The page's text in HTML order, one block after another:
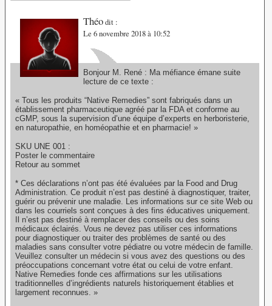
Théodit :
Le 6 novembre 2018 à 10:52
Bonjour M. René : Ma méfiance émane suite
lecture de ce texte :
« Tous les produits “Native Remedies” sont fabriqués dans un
établissement pharmaceutique agréé par la FDA et conforme au
cGMP, sous la supervision d’une équipe d’experts en herboristerie,
en naturopathie, en homéopathie et en pharmacie! »
SKU UNE 001 :
Poster le commentaire
Retour au sommet
* Ces déclarations n’ont pas été évaluées par la Food and Drug
Administration. Ce produit n’est pas destiné à diagnostiquer, traiter,
guérir ou prévenir une maladie. Les informations sur ce site Web ou
dans les courriels sont conçues à des fins éducatives uniquement.
Il n’est pas destiné à remplacer des conseils ou des soins
médicaux éclairés. Vous ne devez pas utiliser ces informations
pour diagnostiquer ou traiter des problèmes de santé ou des
maladies sans consulter votre pédiatre ou votre médecin de famille.
Veuillez consulter un médecin si vous avez des questions ou des
préoccupations concernant votre état ou celui de votre enfant.
Native Remedies fonde ces affirmations sur les utilisations
traditionnelles d’ingrédients naturels historiquement établies et
largement reconnues. »